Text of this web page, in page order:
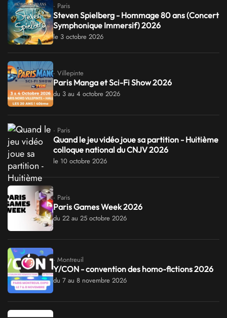
· Paris
Steven Spielberg - Hommage 80 ans (Concert
Symphonique Immersif) 2026
le 3 octobre 2026
· Villepinte
Paris Manga et Sci-Fi Show 2026
du 3 au 4 octobre 2026
· Paris
Quand le jeu vidéo joue sa partition - Huitième
colloque national du CNJV 2026
le 10 octobre 2026
· Paris
Paris Games Week 2026
du 22 au 25 octobre 2026
· Montreuil
Y/CON - convention des homo-fictions 2026
du 7 au 8 novembre 2026